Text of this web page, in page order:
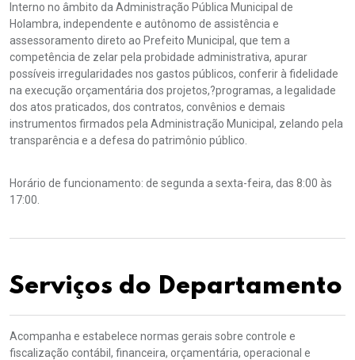
Interno no âmbito da Administração Pública Municipal de
Holambra, independente e autônomo de assistência e
assessoramento direto ao Prefeito Municipal, que tem a
competência de zelar pela probidade administrativa, apurar
possíveis irregularidades nos gastos públicos, conferir à fidelidade
na execução orçamentária dos projetos,?programas, a legalidade
dos atos praticados, dos contratos, convênios e demais
instrumentos firmados pela Administração Municipal, zelando pela
transparência e a defesa do patrimônio público.
Horário de funcionamento: de segunda a sexta-feira, das 8:00 às
17:00.
Serviços do Departamento
Acompanha e estabelece normas gerais sobre controle e
fiscalização contábil, financeira, orçamentária, operacional e